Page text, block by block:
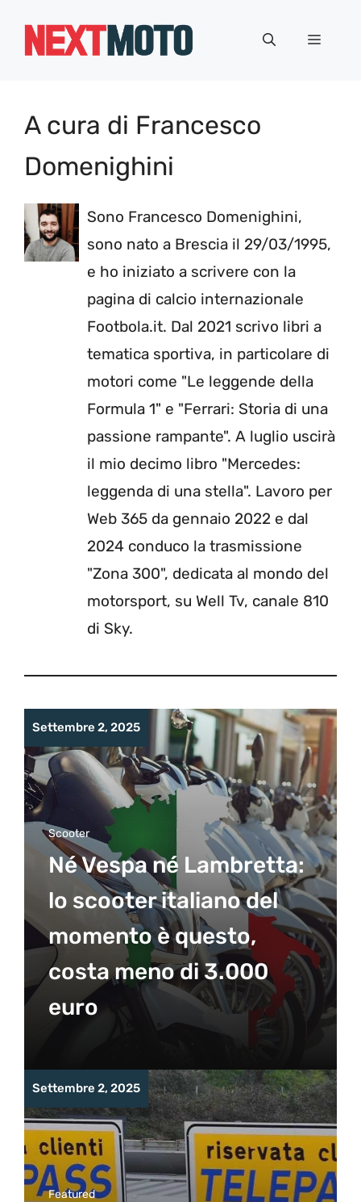
Menu
A cura di Francesco
Domenighini
Sono Francesco Domenighini,
sono nato a Brescia il 29/03/1995,
e ho iniziato a scrivere con la
pagina di calcio internazionale
Footbola.it. Dal 2021 scrivo libri a
tematica sportiva, in particolare di
motori come "Le leggende della
Formula 1" e "Ferrari: Storia di una
passione rampante". A luglio uscirà
il mio decimo libro "Mercedes:
leggenda di una stella". Lavoro per
Web 365 da gennaio 2022 e dal
2024 conduco la trasmissione
"Zona 300", dedicata al mondo del
motorsport, su Well Tv, canale 810
di Sky.
Settembre 2, 2025
Scooter
Né Vespa né Lambretta:
lo scooter italiano del
momento è questo,
costa meno di 3.000
euro
Settembre 2, 2025
Featured